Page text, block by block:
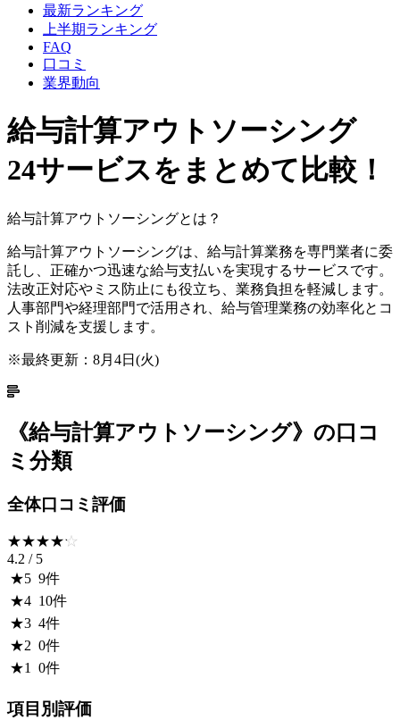
最新ランキング
上半期ランキング
FAQ
口コミ
業界動向
給与計算アウトソーシング
24サービスをまとめて比較！
給与計算アウトソーシングとは？
給与計算アウトソーシングは、給与計算業務を専門業者に委
託し、正確かつ迅速な給与支払いを実現するサービスです。
法改正対応やミス防止にも役立ち、業務負担を軽減します。
人事部門や経理部門で活用され、給与管理業務の効率化とコ
スト削減を支援します。
※最終更新： 8月4日(火)
《給与計算アウトソーシング》の口コ
ミ分類
全体口コミ評価
☆☆☆☆☆
★★★★★
4.2 / 5
★5 9件
★4 10件
★3 4件
★2 0件
★1 0件
項目別評価